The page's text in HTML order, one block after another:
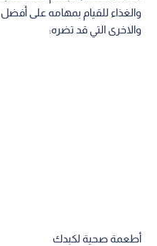
والغذاء للقيام بمهامه على
والاخرى التي قد تضره:
أطعمة صحية لكبدك